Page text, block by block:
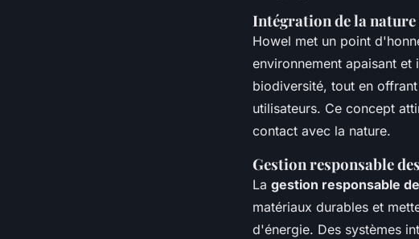
Intégration de la nature
Howel met un point
environnement apaisant
biodiversité, tout en
utilisateurs. Ce concept
contact avec la nature.
Gestion responsable
La gestion responsable
matériaux durables et
d'énergie. Des systèmes